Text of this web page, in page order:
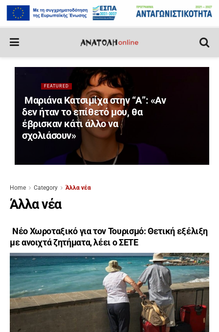
FEATURED
Μαριάνα Κατσιμίχα στην “Α”: «Αν
δεν ήταν το επίθετό μου, θα
έβρισκαν κάτι άλλο να
σχολιάσουν»
Home Category Άλλα νέα
Άλλα νέα
Νέο Χωροταξικό για τον Τουρισμό: Θετική εξέλιξη
με ανοιχτά ζητήματα, λέει ο ΣΕΤΕ